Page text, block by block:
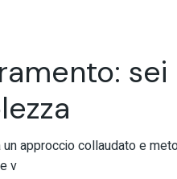
approccio collaudato e
v